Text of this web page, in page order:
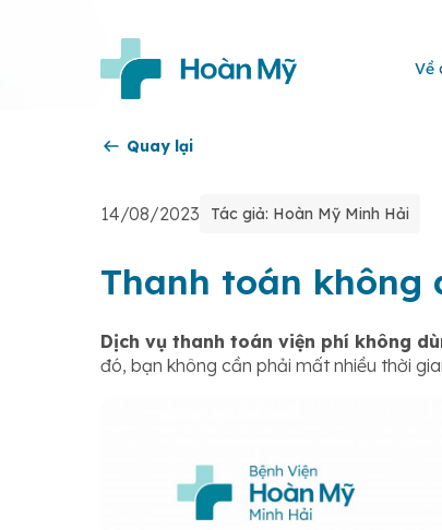
Về
Quay lại
14/08/2023 Tác giả: Hoàn Mỹ Minh Hải
Thanh toán không
Dịch vụ thanh toán viện phí không
đó, bạn không cần phải mất nhiều thời